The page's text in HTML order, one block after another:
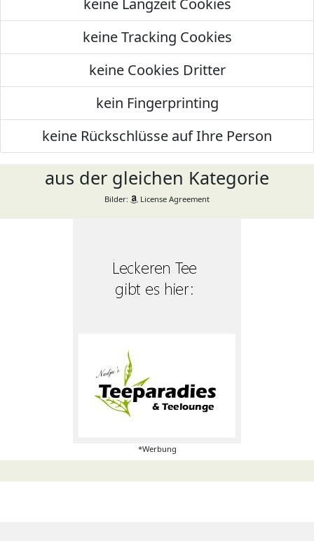
keine Langzeit Cookies
keine Tracking Cookies
keine Cookies Dritter
kein Fingerprinting
keine Rückschlüsse auf Ihre Person
aus der gleichen Kategorie
Bilder: License Agreement
*Werbung